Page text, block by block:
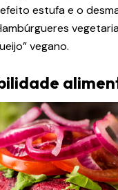
estufa e o
vegano.